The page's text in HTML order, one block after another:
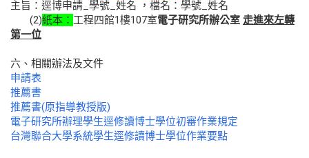
主旨：逕博申請_學號_姓名 ，檔名：學號_姓名
(2)紙本： 工程四館1樓107室電子研究所辦公室 走進來左轉
第一位
六、相關辦法及文件
申請表
推薦書
推薦書(原指導教授版)
電子研究所辦理學生逕修讀博士學位初審作業規定
台灣聯合大學系統學生逕修讀博士學位作業要點